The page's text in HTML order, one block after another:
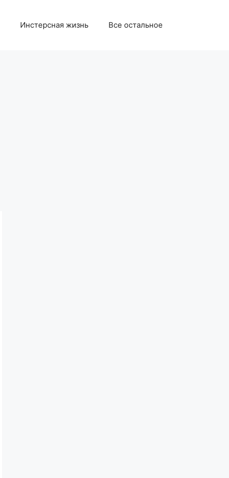
Инстерсная жизнь Все остальное